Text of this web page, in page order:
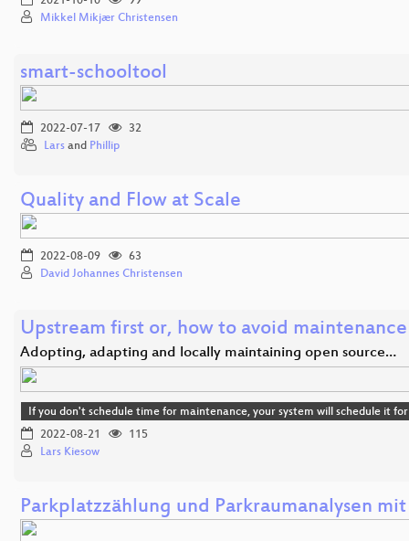
Mikkel Mikjær Christensen
smart-schooltool
2022-07-17
32
Lars and Phillip
Quality and Flow at Scale
2022-08-09
63
David Johannes Christensen
Upstream first or, how to avoid
Adopting, adapting and locally maintaining open source…
If you don't schedule time for maintenance, your system will schedule it
2022-08-21
115
Lars Kiesow
Parkplatzzählung und Parkraumanalysen